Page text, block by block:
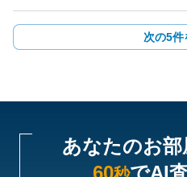
次の5件
あなたのお部
60
でAI